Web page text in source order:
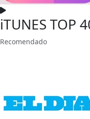
iTUNES TOP
Recomendado